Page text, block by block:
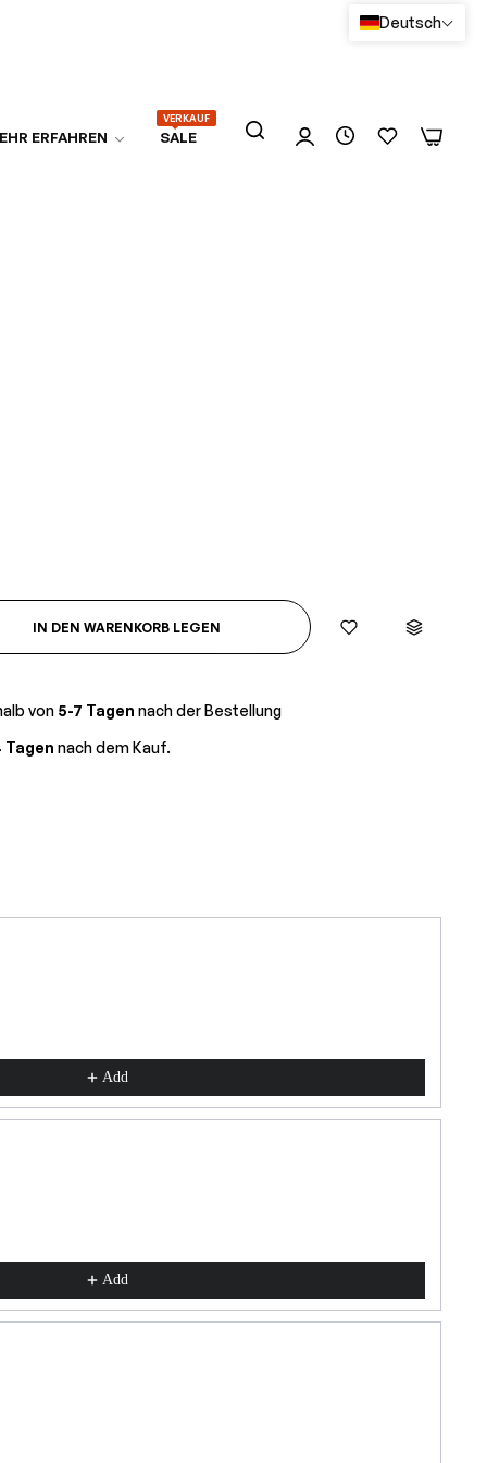
ERFAHREN SALE
VERKAUF
0 0
IN DEN WARENKORB LEGEN
von 5-7 Tagen nach der Bestellung
Tagen nach dem Kauf.
Add
Add
Deutsch